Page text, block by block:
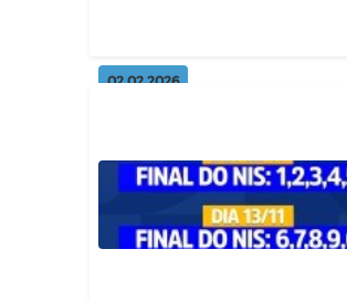
02.02.2026
Inscrições para o SCFV 2026!